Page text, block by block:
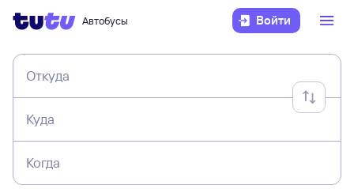
Автобусы Войти
Откуда
Куда
Когда